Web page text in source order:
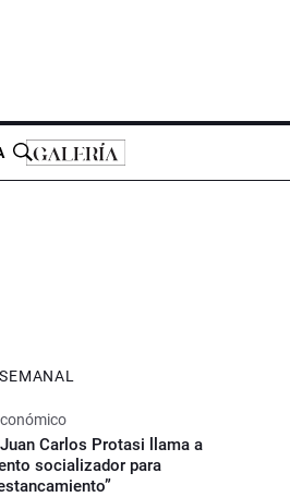
Carlos Protasi llama a
socializador para